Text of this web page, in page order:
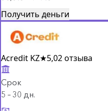
Получить деньги
Acredit KZ★5,02 отзыва
Срок
5 – 30 дн.